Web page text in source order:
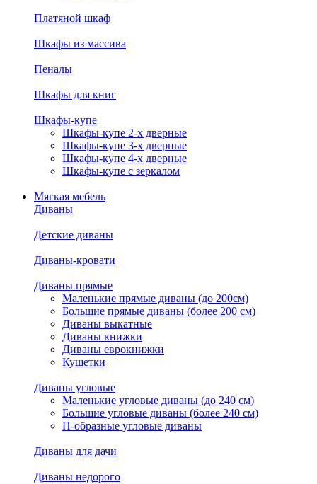
Платяной шкаф
Шкафы из массива
Пеналы
Шкафы для книг
Шкафы-купе
Шкафы-купе 2-х дверные
Шкафы-купе 3-х дверные
Шкафы-купе 4-х дверные
Шкафы-купе с зеркалом
Мягкая мебель
Диваны
Детские диваны
Диваны-кровати
Диваны прямые
Маленькие прямые диваны (до 200см)
Большие прямые диваны (более 200 см)
Диваны выкатные
Диваны книжки
Диваны еврокнижки
Кушетки
Диваны угловые
Маленькие угловые диваны (до 240 см)
Большие угловые диваны (более 240 см)
П-образные угловые диваны
Диваны для дачи
Диваны недорого